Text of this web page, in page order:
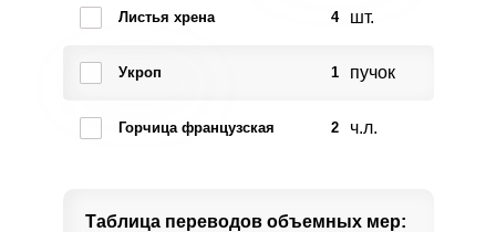
Листья хрена 4 шт.
Укроп 1 пучок
Горчица французская 2 ч.л.
Таблица переводов объемных мер: